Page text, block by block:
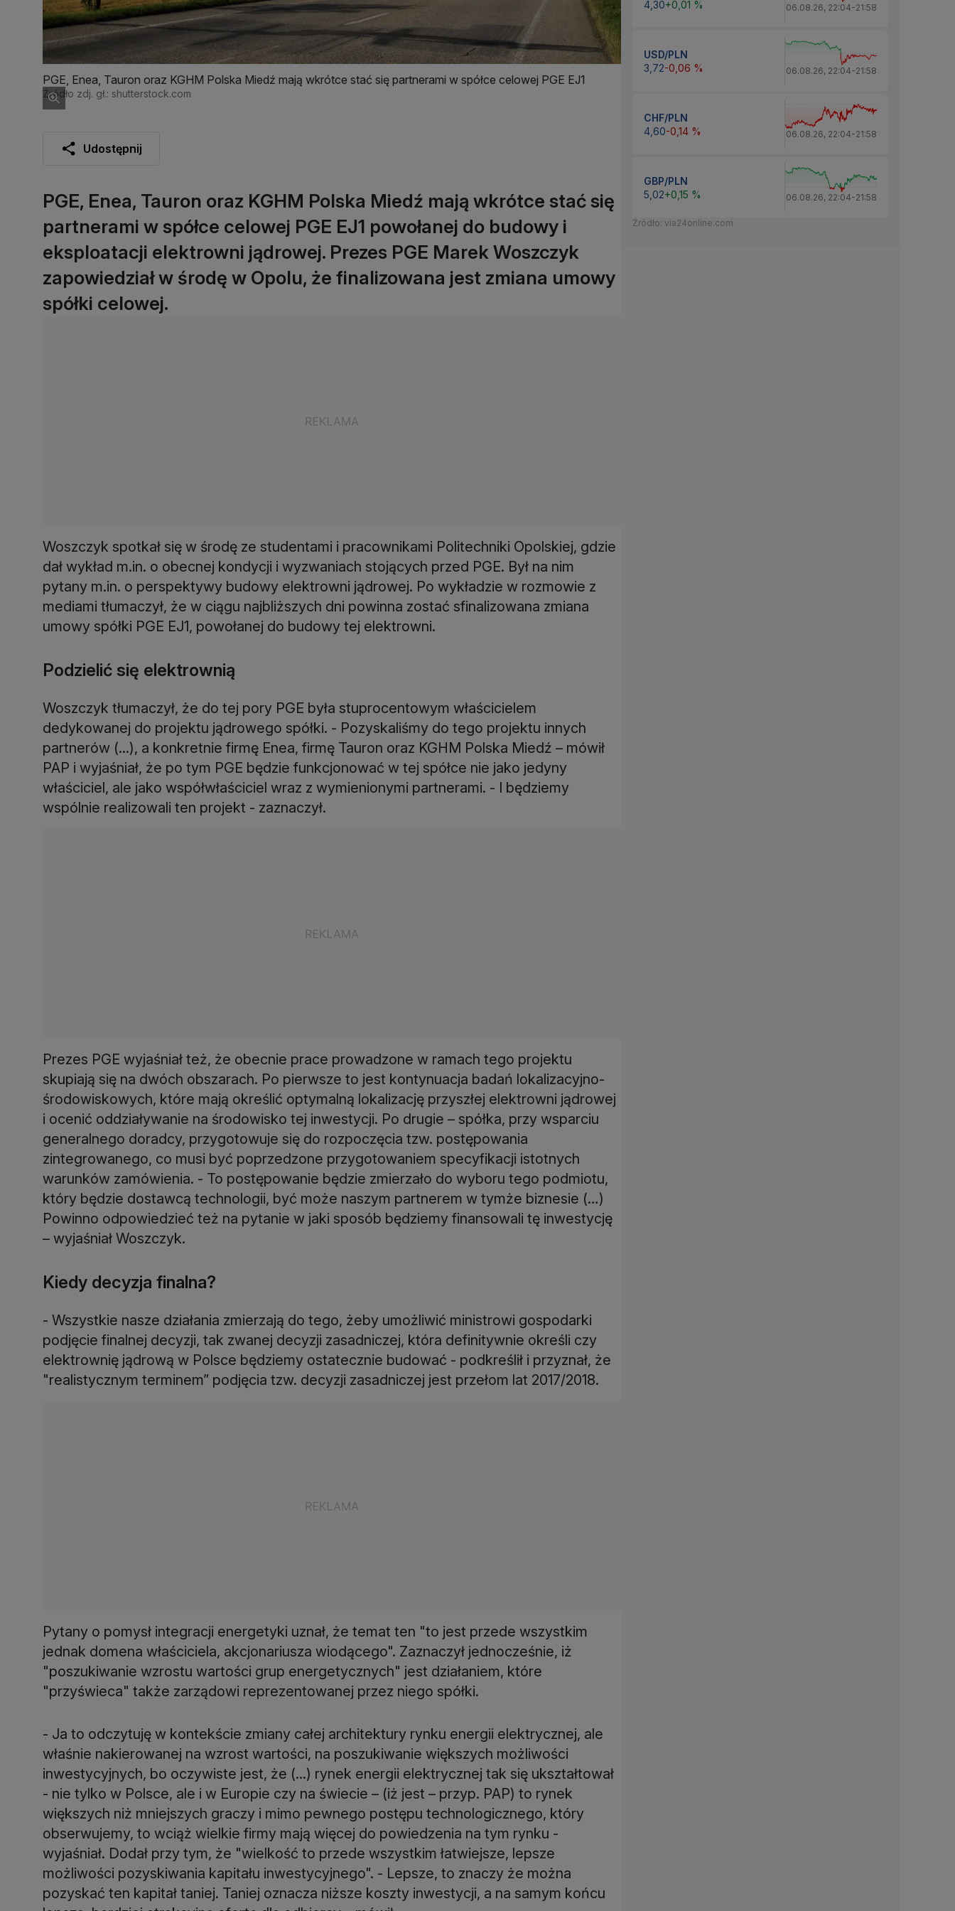
PGE, Enea, Tauron oraz KGHM Polska Miedź mają wkrótce stać się partnerami w spółce celowej PGE EJ1
Źródło zdj. gł.: shutterstock.com
Udostępnij
PGE, Enea, Tauron oraz KGHM Polska Miedź mają wkrótce stać się
partnerami w spółce celowej PGE EJ1 powołanej do budowy i
eksploatacji elektrowni jądrowej. Prezes PGE Marek Woszczyk
zapowiedział w środę w Opolu, że finalizowana jest zmiana umowy
spółki celowej.
Woszczyk spotkał się w środę ze studentami i pracownikami Politechniki Opolskiej, gdzie
dał wykład m.in. o obecnej kondycji i wyzwaniach stojących przed PGE. Był na nim
pytany m.in. o perspektywy budowy elektrowni jądrowej. Po wykładzie w rozmowie z
mediami tłumaczył, że w ciągu najbliższych dni powinna zostać sfinalizowana zmiana
umowy spółki PGE EJ1, powołanej do budowy tej elektrowni.
Podzielić się elektrownią
Woszczyk tłumaczył, że do tej pory PGE była stuprocentowym właścicielem
dedykowanej do projektu jądrowego spółki. - Pozyskaliśmy do tego projektu innych
partnerów (...), a konkretnie firmę Enea, firmę Tauron oraz KGHM Polska Miedź – mówił
PAP i wyjaśniał, że po tym PGE będzie funkcjonować w tej spółce nie jako jedyny
właściciel, ale jako współwłaściciel wraz z wymienionymi partnerami. - I będziemy
wspólnie realizowali ten projekt - zaznaczył.
Prezes PGE wyjaśniał też, że obecnie prace prowadzone w ramach tego projektu
skupiają się na dwóch obszarach. Po pierwsze to jest kontynuacja badań lokalizacyjno-
środowiskowych, które mają określić optymalną lokalizację przyszłej elektrowni jądrowej
i ocenić oddziaływanie na środowisko tej inwestycji. Po drugie – spółka, przy wsparciu
generalnego doradcy, przygotowuje się do rozpoczęcia tzw. postępowania
zintegrowanego, co musi być poprzedzone przygotowaniem specyfikacji istotnych
warunków zamówienia. - To postępowanie będzie zmierzało do wyboru tego podmiotu,
który będzie dostawcą technologii, być może naszym partnerem w tymże biznesie (…)
Powinno odpowiedzieć też na pytanie w jaki sposób będziemy finansowali tę inwestycję
– wyjaśniał Woszczyk.
Kiedy decyzja finalna?
- Wszystkie nasze działania zmierzają do tego, żeby umożliwić ministrowi gospodarki
podjęcie finalnej decyzji, tak zwanej decyzji zasadniczej, która definitywnie określi czy
elektrownię jądrową w Polsce będziemy ostatecznie budować - podkreślił i przyznał, że
"realistycznym terminem” podjęcia tzw. decyzji zasadniczej jest przełom lat 2017/2018.
Pytany o pomysł integracji energetyki uznał, że temat ten "to jest przede wszystkim
jednak domena właściciela, akcjonariusza wiodącego". Zaznaczył jednocześnie, iż
"poszukiwanie wzrostu wartości grup energetycznych" jest działaniem, które
"przyświeca" także zarządowi reprezentowanej przez niego spółki.
- Ja to odczytuję w kontekście zmiany całej architektury rynku energii elektrycznej, ale
właśnie nakierowanej na wzrost wartości, na poszukiwanie większych możliwości
inwestycyjnych, bo oczywiste jest, że (...) rynek energii elektrycznej tak się ukształtował
- nie tylko w Polsce, ale i w Europie czy na świecie – (iż jest – przyp. PAP) to rynek
większych niż mniejszych graczy i mimo pewnego postępu technologicznego, który
obserwujemy, to wciąż wielkie firmy mają więcej do powiedzenia na tym rynku -
wyjaśniał. Dodał przy tym, że "wielkość to przede wszystkim łatwiejsze, lepsze
możliwości pozyskiwania kapitału inwestycyjnego". - Lepsze, to znaczy że można
pozyskać ten kapitał taniej. Taniej oznacza niższe koszty inwestycji, a na samym końcu
4,30+0,01 % 06.08.26, 22:04-21:58
USD/PLN
3,72-0,06 % 06.08.26, 22:04-21:58
CHF/PLN
4,60-0,14 % 06.08.26, 22:04-21:58
GBP/PLN
5,02+0,15 % 06.08.26, 22:04-21:58
Źródło: via24online.com